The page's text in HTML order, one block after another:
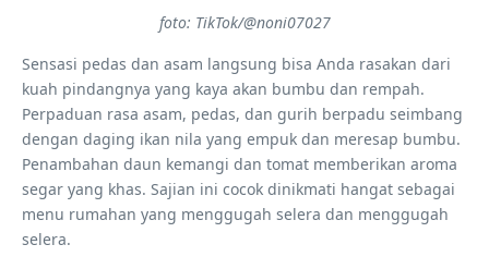
foto: TikTok/@noni07027
Sensasi pedas dan asam langsung bisa Anda rasakan dari
kuah pindangnya yang kaya akan bumbu dan rempah.
Perpaduan rasa asam, pedas, dan gurih berpadu seimbang
dengan daging ikan nila yang empuk dan meresap bumbu.
Penambahan daun kemangi dan tomat memberikan aroma
segar yang khas. Sajian ini cocok dinikmati hangat sebagai
menu rumahan yang menggugah selera dan menggugah
selera.